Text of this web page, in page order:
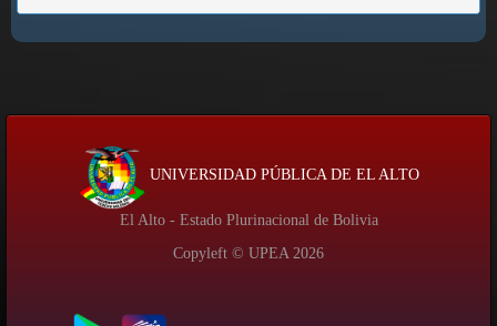
UNIVERSIDAD PÚBLICA DE EL ALTO
El Alto - Estado Plurinacional de Bolivia
Copyleft © UPEA 2026